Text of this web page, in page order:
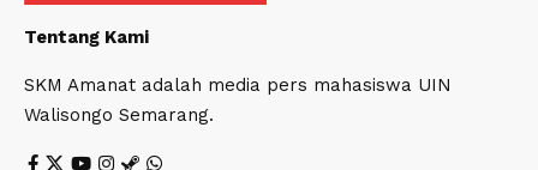
Tentang Kami
SKM Amanat adalah media pers mahasiswa UIN
Walisongo Semarang.